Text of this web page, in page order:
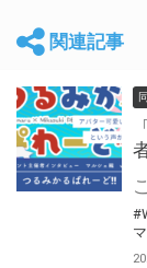
関連記事